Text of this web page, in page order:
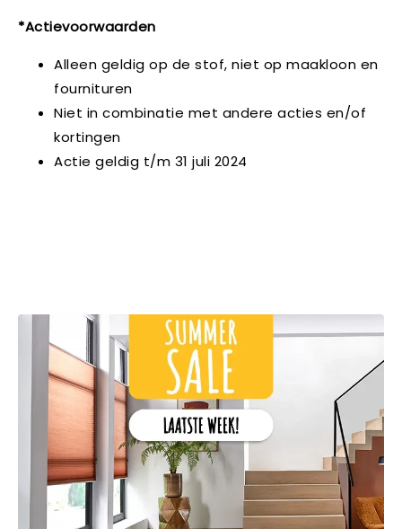
*Actievoorwaarden
Alleen geldig op de stof, niet op maakloon en
fournituren
Niet in combinatie met andere acties en/of
kortingen
Actie geldig t/m 31 juli 2024